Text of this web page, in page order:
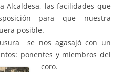
Alcaldesa, las facilidades que
para que nuestra
posible.
se nos agasajó con un
ponentes y miembros del
coro.